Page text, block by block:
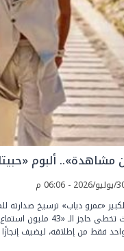
«عمرو دياب» ترسيخ صدارته
«حبيتك»، حيث
فقط من إطلاقه، ليضيف إنجازًا